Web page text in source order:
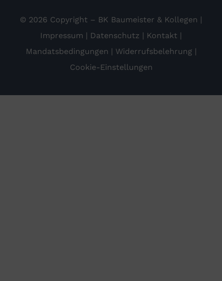
© 2026 Copyright – BK Baumeister & Kollegen |
Impressum | Datenschutz | Kontakt |
Mandatsbedingungen | Widerrufsbelehrung |
Cookie-Einstellungen